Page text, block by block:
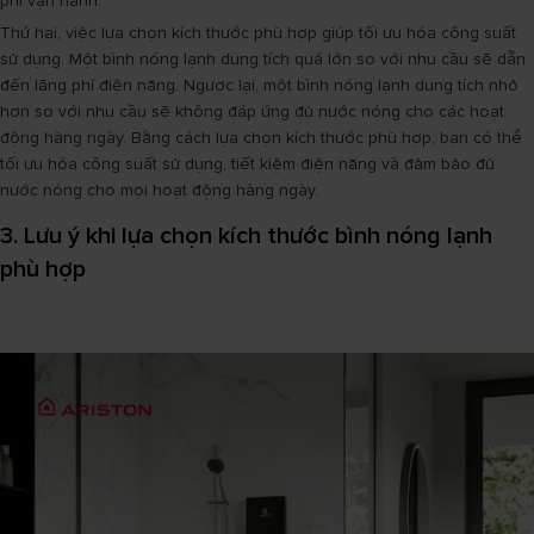
Thứ hai, việc lựa chọn kích thước phù hợp giúp tối ưu hóa công suất
sử dụng. Một bình nóng lạnh dung tích quá lớn so với nhu cầu sẽ dẫn
đến lãng phí điện năng. Ngược lại, một bình nóng lạnh dung tích nhỏ
hơn so với nhu cầu sẽ không đáp ứng đủ nước nóng cho các hoạt
động hàng ngày. Bằng cách lựa chọn kích thước phù hợp, bạn có thể
tối ưu hóa công suất sử dụng, tiết kiệm điện năng và đảm bảo đủ
nước nóng cho mọi hoạt động hàng ngày.
3. Lưu ý khi lựa chọn kích thước bình nóng lạnh
phù hợp